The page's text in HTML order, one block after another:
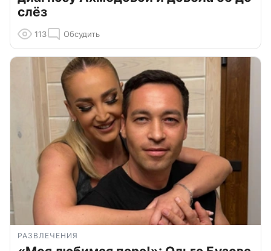
слёз
113 Обсудить
РАЗВЛЕЧЕНИЯ